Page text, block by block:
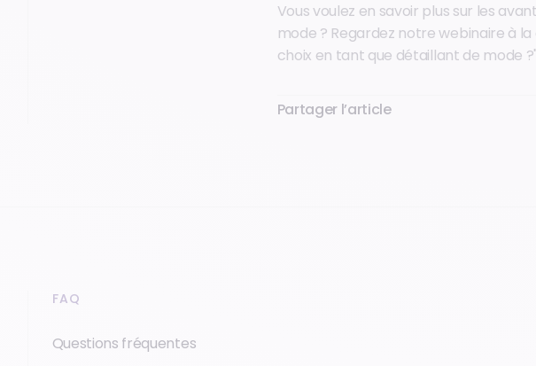
Vous voulez en savoir plus sur les
mode ? Regardez notre webinaire à
choix en tant que détaillant de mode ?"
Partager l’article
FAQ
Questions fréquentes